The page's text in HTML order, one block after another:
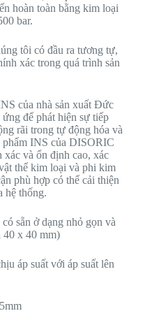
hoàn toàn bằng kim loại
bar.
tôi có đầu ra tương tự,
xác trong quá trình sản
của nhà sản xuất Đức
để phát hiện sự tiếp
rãi trong tự động hóa và
phẩm INS của DISORIC
xác và ổn định cao, xác
thể kim loại và phi kim
phù hợp có thể cải thiện
hệ thống.
sẵn ở dạng nhỏ gọn và
40 x 40 mm)
áp suất với áp suất lên